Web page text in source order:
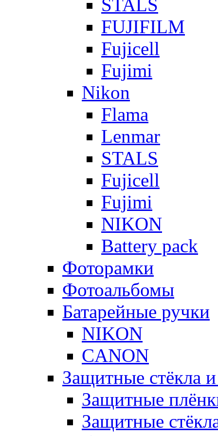
STALS
FUJIFILM
Fujicell
Fujimi
Nikon
Flama
Lenmar
STALS
Fujicell
Fujimi
NIKON
Battery pack
Фоторамки
Фотоальбомы
Батарейные ручки
NIKON
CANON
Защитные стёкла
Защитные
Защитные